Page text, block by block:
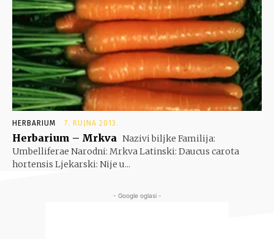
HERBARIUM 7. RUJNA 2013.
Herbarium – Mrkva Nazivi biljke Familija:
Umbelliferae Narodni: Mrkva Latinski: Daucus carota
hortensis Ljekarski: Nije u...
- Google oglasi -